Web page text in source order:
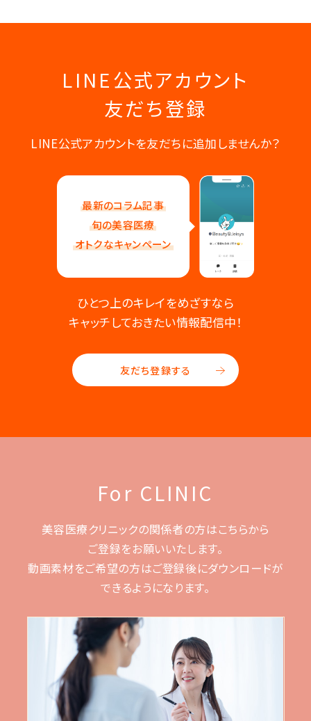
LINE公式アカウント
友だち登録
LINE公式アカウントを友だちに追加しませんか？
最新のコラム記事
旬の美容医療
オトクなキャンペーン
ひとつ上のキレイをめざすなら
キャッチしておきたい情報配信中！
友だち登録する
For CLINIC
美容医療クリニックの関係者の方はこちらから
ご登録をお願いいたします。
動画素材をご希望の方はご登録後にダウンロードが
できるようになります。